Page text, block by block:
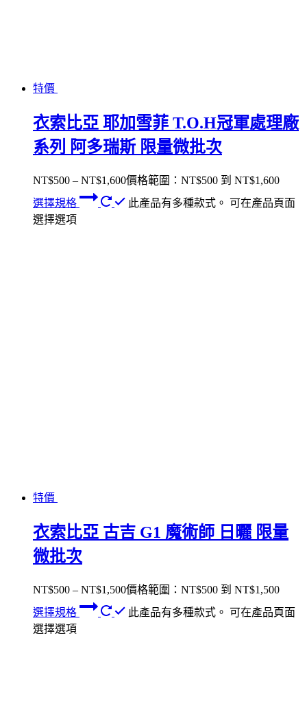
特價
衣索比亞 耶加雪菲 T.O.H冠軍處理廠
系列 阿多瑞斯 限量微批次
NT$500 – NT$1,600價格範圍：NT$500 到 NT$1,600
選擇規格
此產品有多種款式。 可在產品頁面
選擇選項
特價
衣索比亞 古吉 G1 魔術師 日曬 限量
微批次
NT$500 – NT$1,500價格範圍：NT$500 到 NT$1,500
選擇規格
此產品有多種款式。 可在產品頁面
選擇選項